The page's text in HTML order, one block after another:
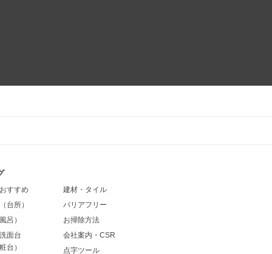
すすめ
台所）
呂）
面台
台）
建材・タイル
バリアフリー
お掃除方法
会社案内・CSR
点字ツール